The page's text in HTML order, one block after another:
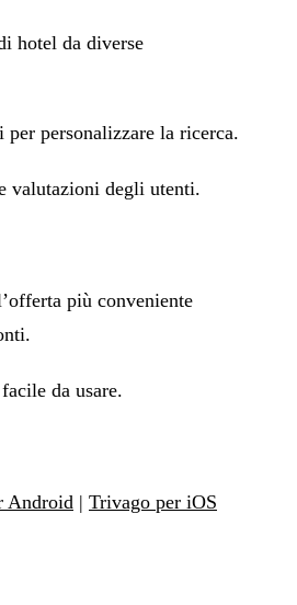
hotel da diverse
personalizzare la ricerca.
valutazioni degli utenti.
più conveniente
da usare.
Android | Trivago per iOS